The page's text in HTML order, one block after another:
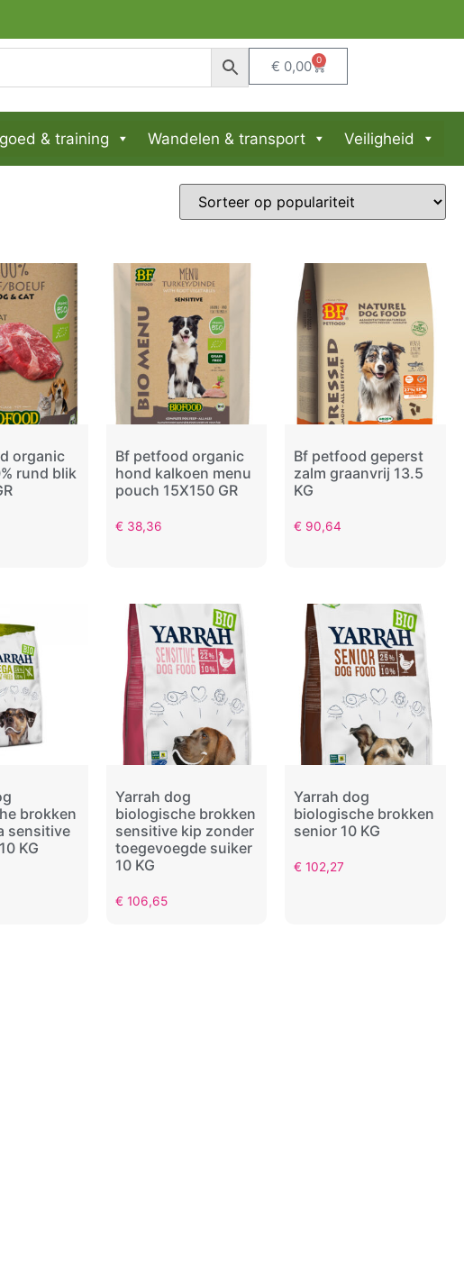
€ 0,00 0
& training Wandelen & transport Veiligheid
organic
rund blik
Bf petfood organic
hond kalkoen menu
pouch 15X150 GR
€ 38,36
Bf petfood geperst
zalm graanvrij 13.5
KG
€ 90,64
brokken
sensitive
KG
Yarrah dog
biologische brokken
sensitive kip zonder
toegevoegde suiker
10 KG
€ 106,65
Yarrah dog
biologische brokken
senior 10 KG
€ 102,27